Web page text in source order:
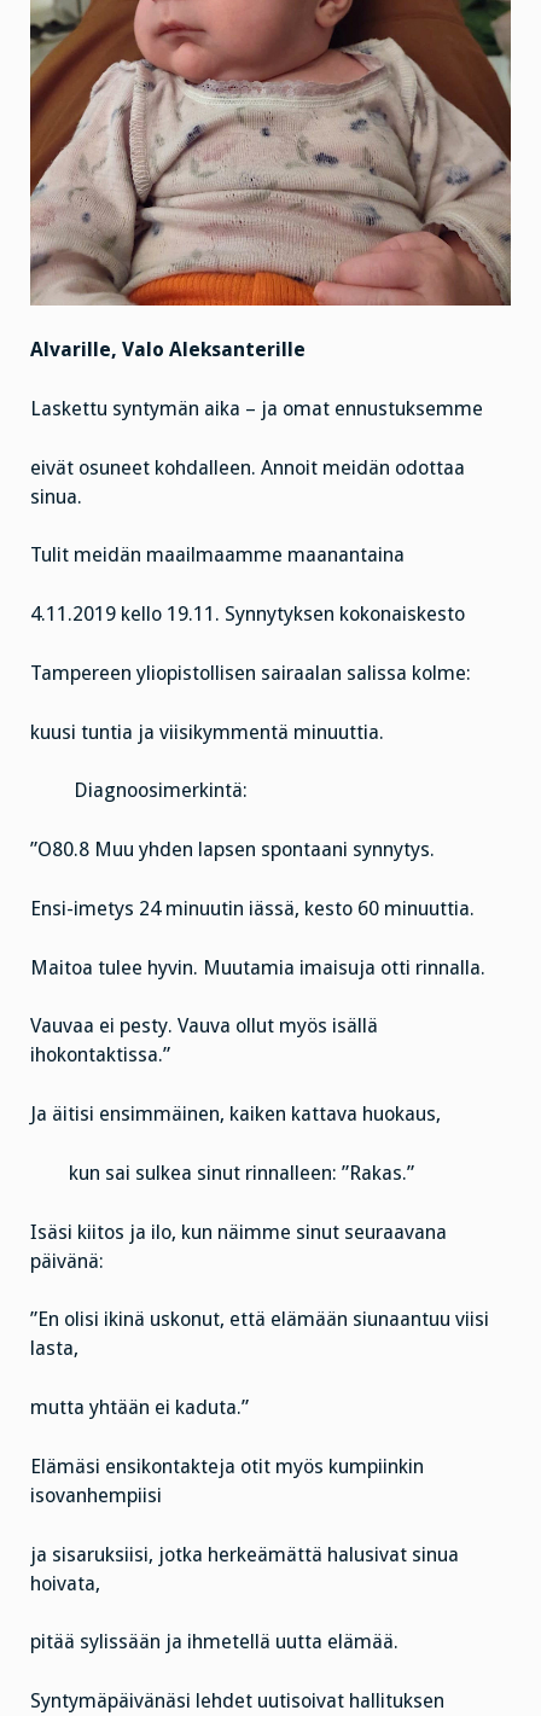
Alvarille, Valo Aleksanterille
Laskettu syntymän aika – ja omat ennustuksemme
eivät osuneet kohdalleen. Annoit meidän odottaa
sinua.
Tulit meidän maailmaamme maanantaina
4.11.2019 kello 19.11. Synnytyksen kokonaiskesto
Tampereen yliopistollisen sairaalan salissa kolme:
kuusi tuntia ja viisikymmentä minuuttia.
Diagnoosimerkintä:
”O80.8 Muu yhden lapsen spontaani synnytys.
Ensi-imetys 24 minuutin iässä, kesto 60 minuuttia.
Maitoa tulee hyvin. Muutamia imaisuja otti rinnalla.
Vauvaa ei pesty. Vauva ollut myös isällä
ihokontaktissa.”
Ja äitisi ensimmäinen, kaiken kattava huokaus,
kun sai sulkea sinut rinnalleen: ”Rakas.”
Isäsi kiitos ja ilo, kun näimme sinut seuraavana
päivänä:
”En olisi ikinä uskonut, että elämään siunaantuu viisi
lasta,
mutta yhtään ei kaduta.”
Elämäsi ensikontakteja otit myös kumpiinkin
isovanhempiisi
ja sisaruksiisi, jotka herkeämättä halusivat sinua
hoivata,
pitää sylissään ja ihmetellä uutta elämää.
Syntymäpäivänäsi lehdet uutisoivat hallituksen